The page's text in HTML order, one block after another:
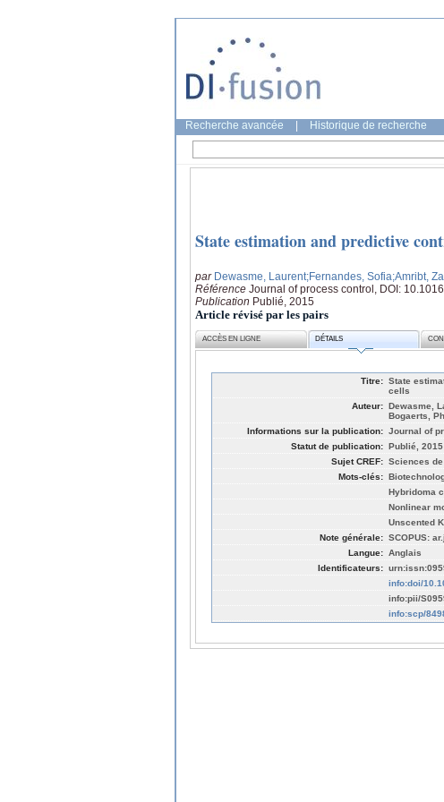
Recherche avancée Historique de recherche
State estimation and predictive
par Dewasme, Laurent;Fernandes, Sofia;Amribt,
Référence Journal of process control, DOI:
Publication Publié, 2015
Article révisé par les pairs
ACCÈS EN LIGNE DÉTAILS
Titre: State
cells
Auteur: Dewasme,
Bogaerts,
Informations sur la publication: Journal of
Statut de publication: Publié, 2015
Sujet CREF: Sciences
Mots-clés:
Hybridoma
Nonlinear
Unscented
Note générale: SCOPUS: ar.j
Langue: Anglais
Identificateurs:
info:doi/
info:pii/
info:scp/